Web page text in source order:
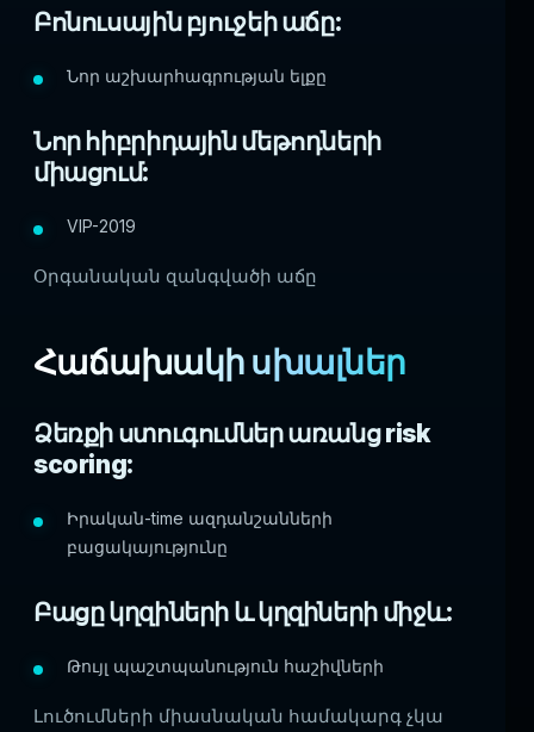
Բոնուսային բյուջեի աճը:
Նոր աշխարհագրության ելքը
Նոր հիբրիդային մեթոդների
միացում:
VIP-2019
Օրգանական զանգվածի աճը
Հաճախակի սխալներ
Ձեռքի ստուգումներ առանց risk
scoring:
Իրական-time ազդանշանների
բացակայությունը
Բացը կղզիների և կղզիների միջև:
Թույլ պաշտպանություն հաշիվների
Լուծումների միասնական համակարգ չկա